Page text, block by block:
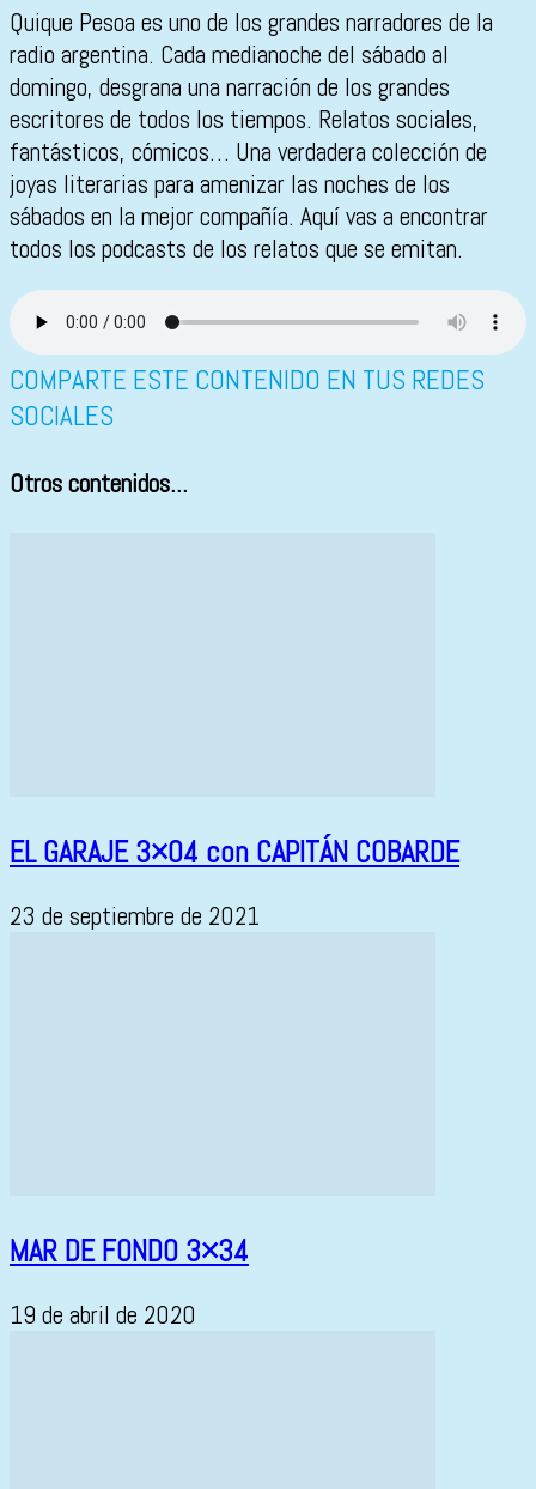
Quique Pesoa es uno de los grandes narradores de la
radio argentina. Cada medianoche del sábado al
domingo, desgrana una narración de los grandes
escritores de todos los tiempos. Relatos sociales,
fantásticos, cómicos… Una verdadera colección de
joyas literarias para amenizar las noches de los
sábados en la mejor compañía. Aquí vas a encontrar
todos los podcasts de los relatos que se emitan.
COMPARTE ESTE CONTENIDO EN TUS REDES
SOCIALES
Otros contenidos...
EL GARAJE 3×04 con CAPITÁN COBARDE
23 de septiembre de 2021
MAR DE FONDO 3×34
19 de abril de 2020